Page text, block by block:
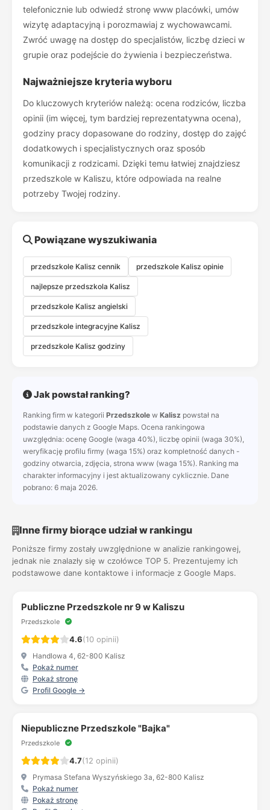
telefonicznie lub odwiedź stronę www placówki, umów
wizytę adaptacyjną i porozmawiaj z wychowawcami.
Zwróć uwagę na dostęp do specjalistów, liczbę dzieci w
grupie oraz podejście do żywienia i bezpieczeństwa.
Najważniejsze kryteria wyboru
Do kluczowych kryteriów należą: ocena rodziców, liczba
opinii (im więcej, tym bardziej reprezentatywna ocena),
godziny pracy dopasowane do rodziny, dostęp do zajęć
dodatkowych i specjalistycznych oraz sposób
komunikacji z rodzicami. Dzięki temu łatwiej znajdziesz
przedszkole w Kaliszu, które odpowiada na realne
potrzeby Twojej rodziny.
Powiązane wyszukiwania
przedszkole Kalisz cennik przedszkole Kalisz opinie
najlepsze przedszkola Kalisz
przedszkole Kalisz angielski
przedszkole integracyjne Kalisz
przedszkole Kalisz godziny
Jak powstał ranking?
Ranking firm w kategorii Przedszkole w Kalisz powstał na
podstawie danych z Google Maps. Ocena rankingowa
uwzględnia: ocenę Google (waga 40%), liczbę opinii (waga 30%),
weryfikację profilu firmy (waga 15%) oraz kompletność danych -
godziny otwarcia, zdjęcia, strona www (waga 15%). Ranking ma
charakter informacyjny i jest aktualizowany cyklicznie. Dane
pobrano: 6 maja 2026.
Inne firmy biorące udział w rankingu
Poniższe firmy zostały uwzględnione w analizie rankingowej,
jednak nie znalazły się w czołówce TOP 5. Prezentujemy ich
podstawowe dane kontaktowe i informacje z Google Maps.
Publiczne Przedszkole nr 9 w Kaliszu
Przedszkole
4.6(10 opinii)
Handlowa 4, 62-800 Kalisz
Pokaż numer
Pokaż stronę
Profil Google →
Niepubliczne Przedszkole "Bajka"
Przedszkole
4.7(12 opinii)
Prymasa Stefana Wyszyńskiego 3a, 62-800 Kalisz
Pokaż numer
Pokaż stronę